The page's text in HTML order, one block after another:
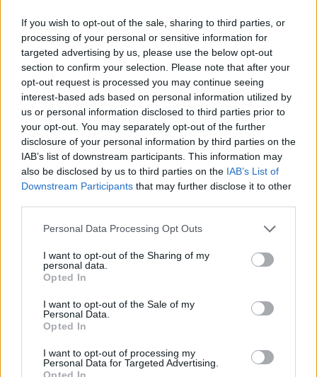
If you wish to opt-out of the sale, sharing to third parties, or
processing of your personal or sensitive information for
targeted advertising by us, please use the below opt-out
section to confirm your selection. Please note that after your
opt-out request is processed you may continue seeing
interest-based ads based on personal information utilized by
us or personal information disclosed to third parties prior to
your opt-out. You may separately opt-out of the further
disclosure of your personal information by third parties on the
IAB’s list of downstream participants. This information may
also be disclosed by us to third parties on the IAB’s List of
Downstream Participants that may further disclose it to other
Personal Data Processing Opt Outs
I want to opt-out of the Sharing of my
personal data.
Opted In
I want to opt-out of the Sale of my
Personal Data.
Opted In
I want to opt-out of processing my
Personal Data for Targeted Advertising.
Opted In
22:02
Σφοδρή επίθεση κατά Καρυστιανού-Γρατσία από πρώην
στελέχη: «Συνεχής εσωστρέφεια και τραγικά
επικοινωνιακά λάθη»
21:57
Ηράκλειο: "Σε άθλια κατάσταση το μνημείο πεσόντων
Εφέδρων Αξιωματικών στον Καράβολα"
21:39
Λαμία: Απατεώνες άρπαξαν μεγάλο χρηματικό ποσό από
ηλικιωμένη
Μεσογειακή φώκια έκανε στάση για ξεκούραση στην
"καραβιά" στον Τσούτσουρα
ΠΕΡΙΣΣΟΤΕΡΑ